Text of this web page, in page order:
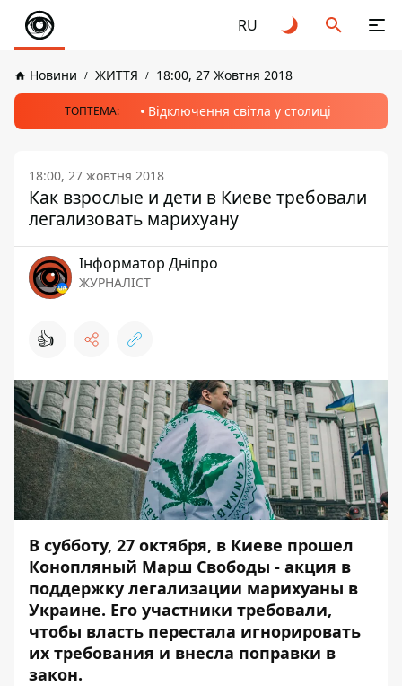
RU
Новини ЖИТТЯ 18:00, 27 Жовтня 2018
ТОПТЕМА: Відключення світла у столиці
18:00, 27 жовтня 2018
Как взрослые и дети в Киеве требовали
легализовать марихуану
Інформатор Дніпро
ЖУРНАЛІСТ
👍
В субботу, 27 октября, в Киеве прошел
Конопляный Марш Свободы - акция в
поддержку легализации марихуаны в
Украине. Его участники требовали,
чтобы власть перестала игнорировать
их требования и внесла поправки в
закон.